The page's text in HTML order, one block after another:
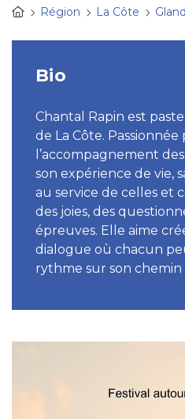
Région
La Côte Gland
Bio
Chantal Rapin est
de La Côte.
l’accompagnement
son expérience de vie,
au service de celles et
des joies, des
épreuves. Elle aime
dialogue où chacun
rythme sur son chemin